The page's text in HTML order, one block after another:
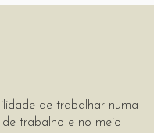
de trabalhar numa
trabalho e no meio